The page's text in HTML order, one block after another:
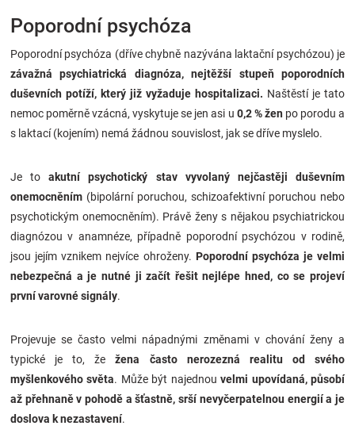
Poporodní psychóza
Poporodní psychóza (dříve chybně nazývána laktační psychózou) je
závažná psychiatrická diagnóza, nejtěžší stupeň poporodních
duševních potíží, který již vyžaduje hospitalizaci. Naštěstí je tato
nemoc poměrně vzácná, vyskytuje se jen asi u 0,2 % ženpo porodu a
s laktací (kojením) nemá žádnou souvislost, jak se dříve myslelo.
Je toakutní psychotický stav vyvolaný nejčastěji duševním
onemocněním (bipolární poruchou, schizoafektivní poruchou nebo
psychotickým onemocněním). Právě ženy s nějakou psychiatrickou
diagnózou v anamnéze, případně poporodní psychózou v rodině,
jsou jejím vznikem nejvíce ohroženy. Poporodní psychóza je velmi
nebezpečná a je nutné ji začít řešit nejlépe hned, co se projeví
první varovné signály.
Projevuje se často velmi nápadnými změnami v chování ženy a
typické je to, žežena často nerozezná realitu od svého
myšlenkového světa. Může být najednou velmi upovídaná, působí
až přehnaně v pohodě a šťastně, srší nevyčerpatelnou energií a je
doslova k nezastavení.